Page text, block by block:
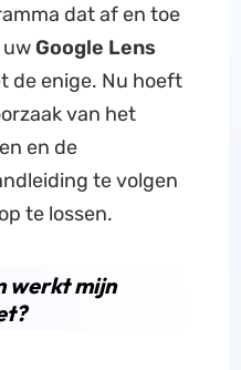
dat af en toe
uw Google Lens
de enige. Nu hoeft
van het
en de
te volgen
te lossen.
werkt mijn